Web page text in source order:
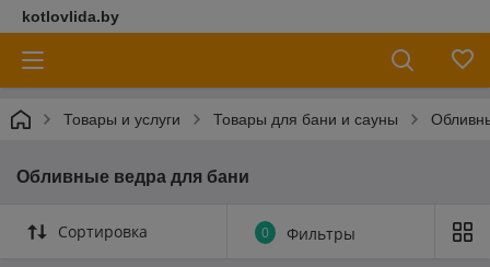
kotlovlida.by
Товары и услуги Товары для бани и сауны
Обливные ведра для бани
Сортировка 0 Фильтры